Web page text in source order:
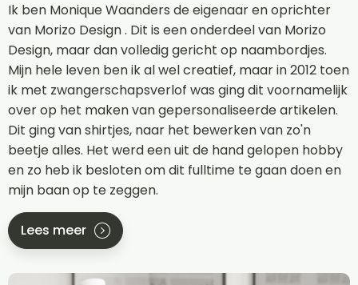
Ik ben Monique Waanders de eigenaar en oprichter
van Morizo Design . Dit is een onderdeel van Morizo
Design, maar dan volledig gericht op naambordjes.
Mijn hele leven ben ik al wel creatief, maar in 2012 toen
ik met zwangerschapsverlof was ging dit voornamelijk
over op het maken van gepersonaliseerde artikelen.
Dit ging van shirtjes, naar het bewerken van zo'n
beetje alles. Het werd een uit de hand gelopen hobby
en zo heb ik besloten om dit fulltime te gaan doen en
mijn baan op te zeggen.
Lees meer